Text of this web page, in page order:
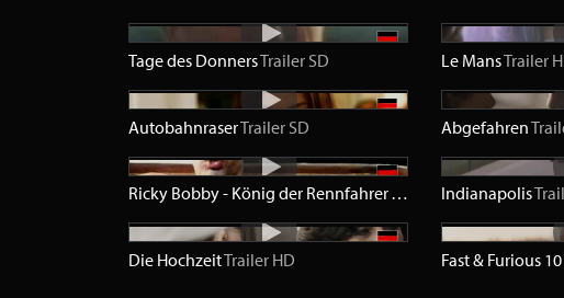
Tage des DonnersTrailer SD Le MansTrailer
AutobahnraserTrailer SD Abgefahren
Ricky Bobby - König der Rennfahrer
Trailer SD
Indianapolis
Die HochzeitTrailer HD Fast & Furious 10